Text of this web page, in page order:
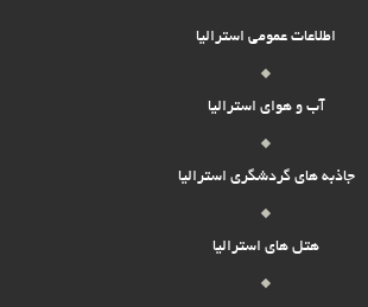
اطلاعات عمومی استرالیا
آب و هوای استرالیا
جاذبه های گردشگری استرالیا
هتل های استرالیا